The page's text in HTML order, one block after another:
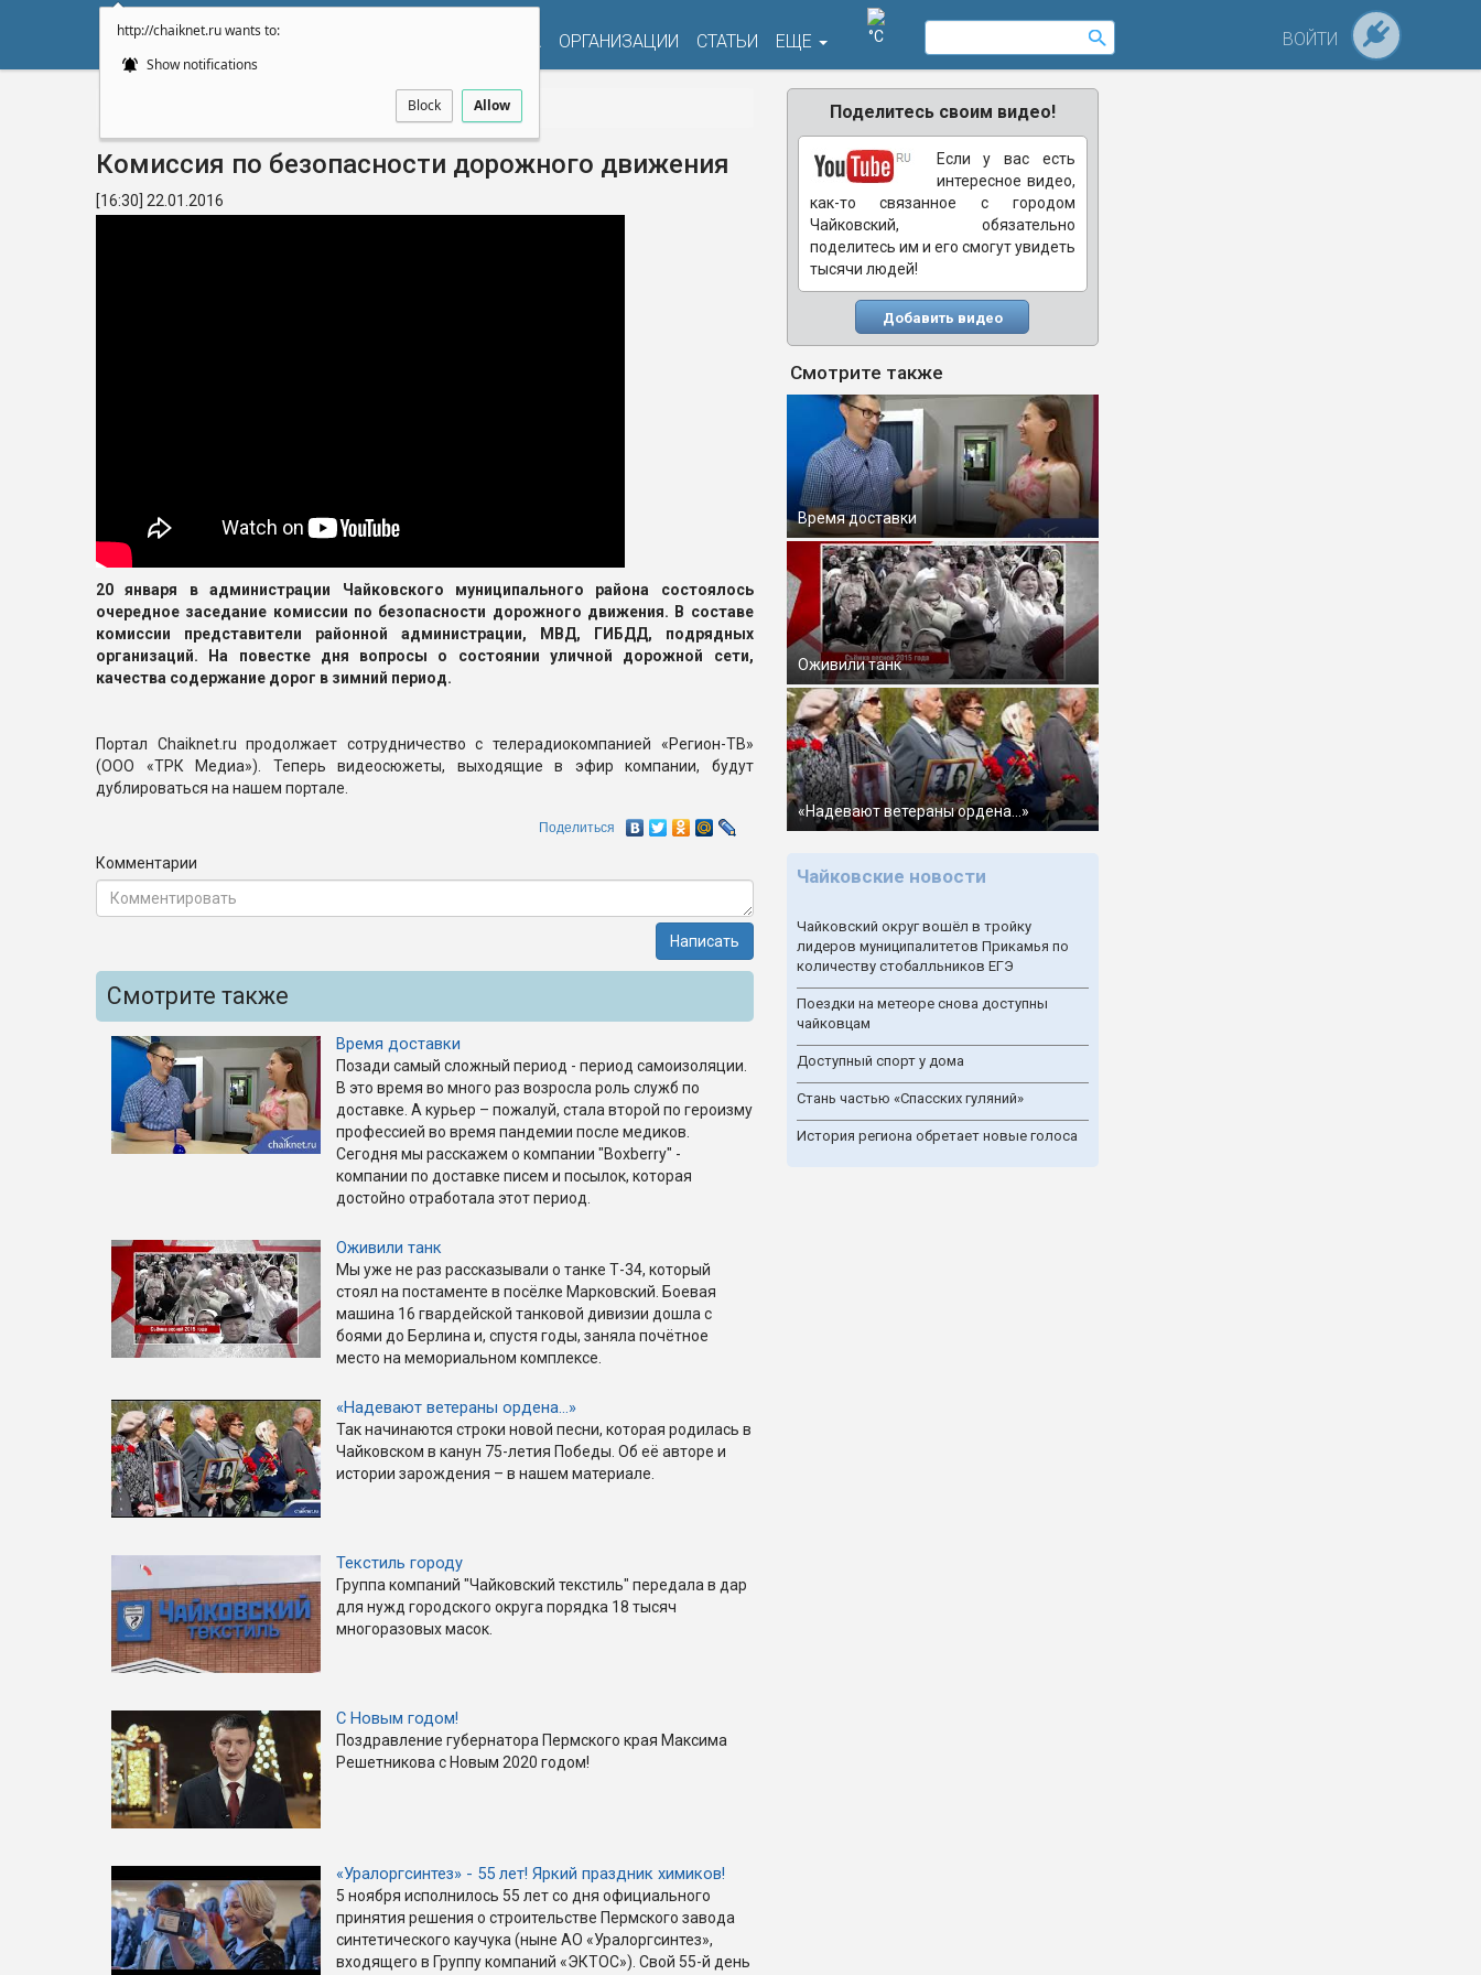
http://chaiknet.ru wants to:
Show notifications
Block Allow
АФИША ОРГАНИЗАЦИИ СТАТЬИ ЕЩЕ °C ВОЙТИ
Комиссия по безопасности дорожного движения
[16:30] 22.01.2016
20 января в администрации Чайковского муниципального района состоялось
очередное заседание комиссии по безопасности дорожного движения. В составе
комиссии представители районной администрации, МВД, ГИБДД, подрядных
организаций. На повестке дня вопросы о состоянии уличной дорожной сети,
качества содержание дорог в зимний период.
Портал Chaiknet.ru продолжает сотрудничество с телерадиокомпанией «Регион-ТВ»
(ООО «ТРК Медиа»). Теперь видеосюжеты, выходящие в эфир компании, будут
дублироваться на нашем портале.
Поделиться
Комментарии
Написать
Смотрите также
Время доставки
Позади самый сложный период - период самоизоляции.
В это время во много раз возросла роль служб по
доставке. А курьер – пожалуй, стала второй по героизму
профессией во время пандемии после медиков.
Сегодня мы расскажем о компании "Boxberry" -
компании по доставке писем и посылок, которая
достойно отработала этот период.
Оживили танк
Мы уже не раз рассказывали о танке Т-34, который
стоял на постаменте в посёлке Марковский. Боевая
машина 16 гвардейской танковой дивизии дошла с
боями до Берлина и, спустя годы, заняла почётное
место на мемориальном комплексе.
«Надевают ветераны ордена…»
Так начинаются строки новой песни, которая родилась в
Чайковском в канун 75-летия Победы. Об её авторе и
истории зарождения – в нашем материале.
Текстиль городу
Группа компаний "Чайковский текстиль" передала в дар
для нужд городского округа порядка 18 тысяч
многоразовых масок.
С Новым годом!
Поздравление губернатора Пермского края Максима
Решетникова с Новым 2020 годом!
«Уралоргсинтез» - 55 лет! Яркий праздник химиков!
5 ноября исполнилось 55 лет со дня официального
принятия решения о строительстве Пермского завода
синтетического каучука (ныне АО «Уралоргсинтез»,
входящего в Группу компаний «ЭКТОС»). Свой 55-й день
Поделитесь своим видео!
Если у вас есть
интересное видео,
как-то связанное с городом
Чайковский, обязательно
поделитесь им и его смогут увидеть
тысячи людей!
Добавить видео
Смотрите также
Время доставки
Оживили танк
«Надевают ветераны ордена…»
Чайковские новости
Чайковский округ вошёл в тройку
лидеров муниципалитетов Прикамья по
количеству стобалльников ЕГЭ
Поездки на метеоре снова доступны
чайковцам
Доступный спорт у дома
Стань частью «Спасских гуляний»
История региона обретает новые голоса